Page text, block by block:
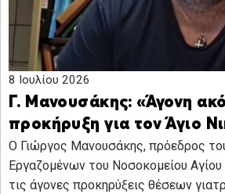
8 Ιουλίου 2026
Γ. Μανουσάκης: «Άγονη
προκήρυξη για τον Άγιο
Ο Γιώργος Μανουσάκης, πρόεδρος
Εργαζομένων του Νοσοκομείου Αγίου
τις άγονες προκηρύξεις θέσεων